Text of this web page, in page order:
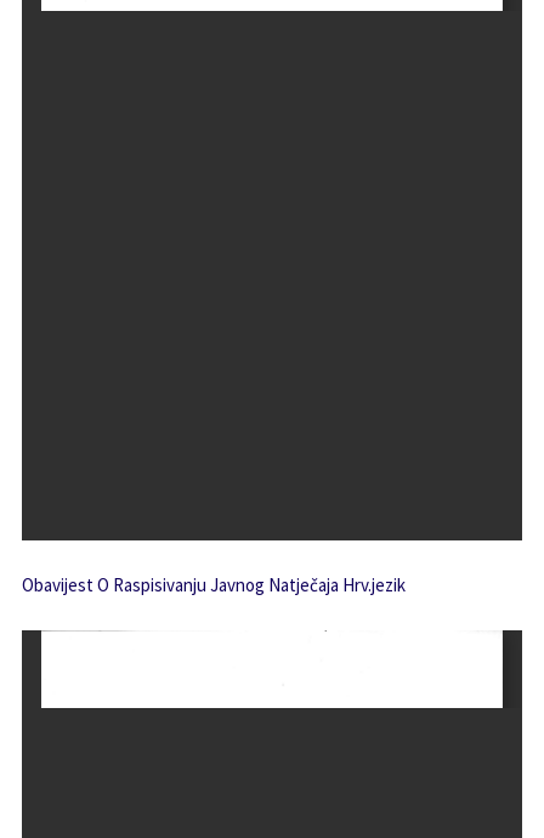
Obavijest O Raspisivanju Javnog Natječaja Hrv.jezik